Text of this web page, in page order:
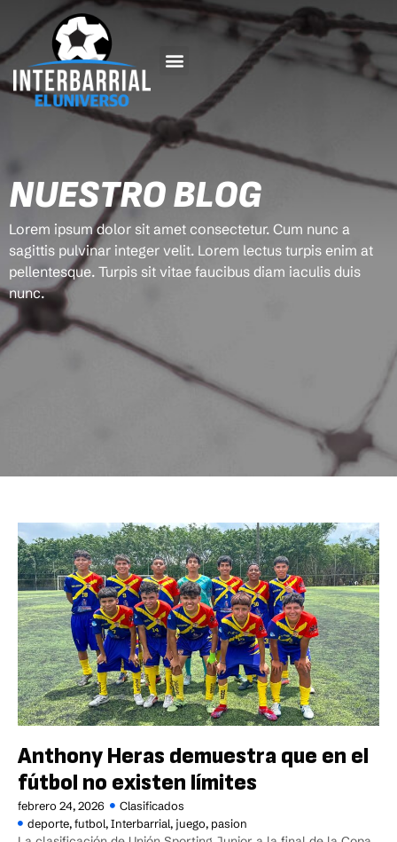
NUESTRO BLOG
Lorem ipsum dolor sit amet consectetur. Cum nunc a
sagittis pulvinar integer velit. Lorem lectus turpis enim at
pellentesque. Turpis sit vitae faucibus diam iaculis duis
nunc.
Anthony Heras demuestra que en el
fútbol no existen límites
febrero 24, 2026
Clasificados
deporte,futbol,Interbarrial, juego, pasion